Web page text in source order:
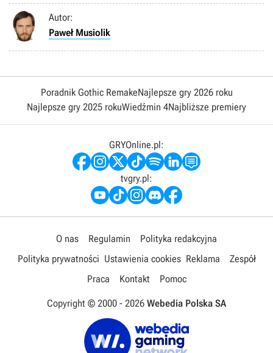
Autor:
Paweł Musiolik
Poradnik Gothic RemakeNajlepsze gry 2026 roku
Najlepsze gry 2025 rokuWiedźmin 4Najbliższe premiery
GRYOnline.pl:
tvgry.pl:
O nas Regulamin
Polityka redakcyjna
Polityka prywatności Ustawienia cookies Reklama
Zespół
Praca
Kontakt Pomoc
Copyright © 2000 - 2026 Webedia Polska SA